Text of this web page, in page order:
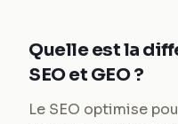
Quelle est la
SEO et GEO ?
Le SEO optimise